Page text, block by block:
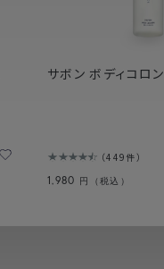
サボン ボディコロン
449件
1,980 円（税込）